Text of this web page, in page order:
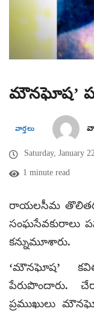
మౌనఘోష’
వార్తలు
Saturday, January
1 minute read
రాయలసీమ
సంఘసేవకురాలు
కన్నుమూశారు.
‘మౌనఘోష’
పేరుపొందారు.
ప్రముఖులు